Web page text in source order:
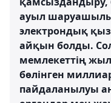
ауыл
электрондық
айқын болды.
мемлекеттің
бөлінген
пайдаланылуы